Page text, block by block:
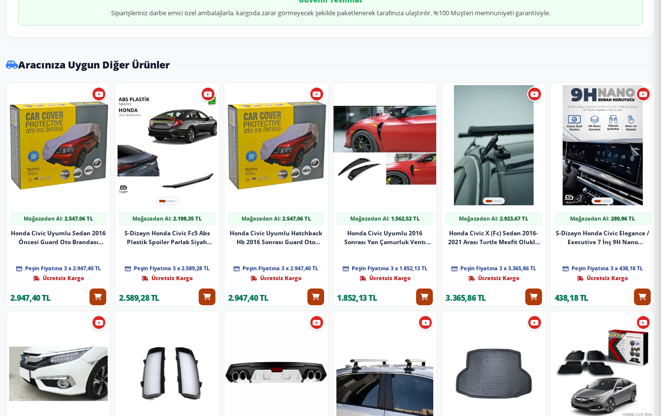
Siparişleriniz darbe emici özel ambalajlarla, kargoda zarar görmeyecek şekilde paketlenerek tarafınıza ulaştırılır. %100 Müşteri memnuniyeti garantisiyle.
Aracınıza Uygun Diğer Ürünler
Mağazadan Al:2.547,06 TL
Honda Civic Uyumlu Sedan 2016
Öncesi Guard Oto Brandası
Peşin Fiyatına 3 x 2.947,40 TL
Ücretsiz Kargo
2.947,40 TL
Mağazadan Al:2.198,35 TL
S-Dizayn Honda Civic Fc5 Abs
Plastik Spoiler Parlak Siyah
Peşin Fiyatına 3 x 2.589,28 TL
Ücretsiz Kargo
2.589,28 TL
Mağazadan Al: 2.547,06 TL
Honda Civic Uyumlu Hatchback
Hb 2016 Sonrası Guard Oto
Peşin Fiyatına 3 x 2.947,40 TL
Ücretsiz Kargo
2.947,40 TL
Mağazadan Al:1.562,52 TL
Honda Civic Uyumlu 2016
Sonrası Yan Çamurluk Ventı
Peşin Fiyatına 3 x 1.852,13 TL
Ücretsiz Kargo
1.852,13 TL
Mağazadan Al:2.923,67 TL
Honda Civic X (Fc) Sedan 2016-
2021 Arası Turtle Mexfit Oluklu
Peşin Fiyatına 3 x 3.365,86 TL
Ücretsiz Kargo
3.365,86 TL
Mağazadan Al:289,96 TL
S-Dizayn Honda Civic Elegance /
Executive 7 İnç 9H Nano
Peşin Fiyatına 3 x 438,18 TL
Ücretsiz Kargo
438,18 TL